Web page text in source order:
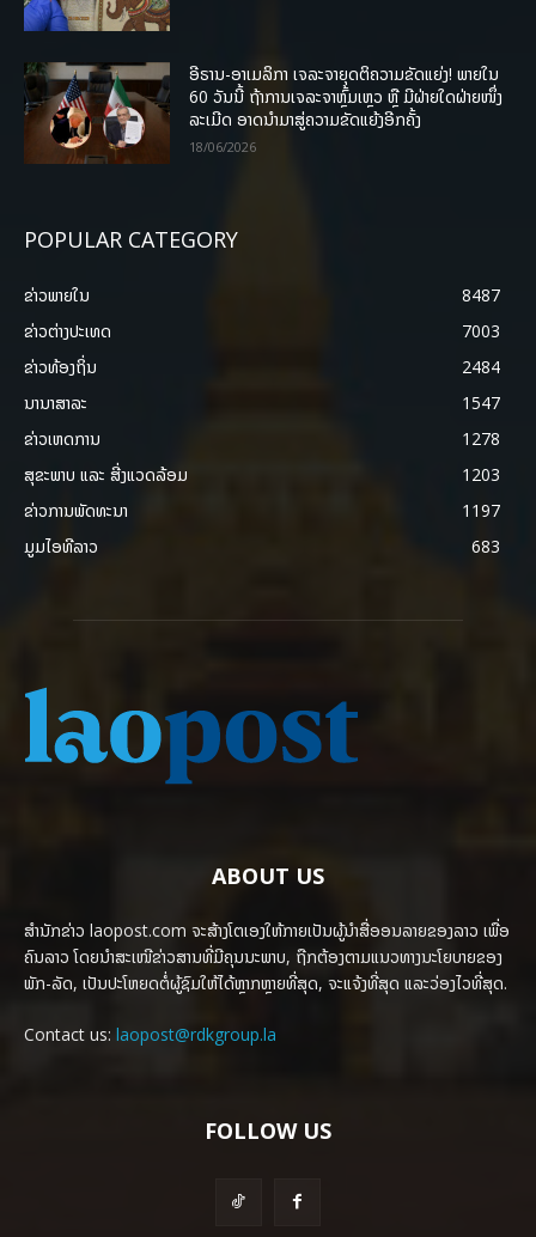
ອີຣານ-ອາເມລິກາ ເຈລະຈາຍຸດຕິຄວາມຂັດແຍ່ງ! ພາຍໃນ
60 ວັນນີ້ ຖ້າການເຈລະຈາຫຼົ້ມເຫຼວ ຫຼື ມີຝ່າຍໃດຝ່າຍໜຶ່ງ
ລະເມີດ ອາດນໍາມາສູ່ຄວາມຂັດແຍ້ງອີກຄັ້ງ
18/06/2026
POPULAR CATEGORY
ຂ່າວພາຍ​ໃນ
8487
ຂ່າວຕ່າງປະເທດ
7003
ຂ່າວທ້ອງຖິ່ນ
2484
ນານາສາລະ
1547
ຂ່າວເຫດການ
1278
ສຸຂະພາບ ແລະ ສີ່ງແວດລ້ອມ
1203
ຂ່າວການພັດທະນາ
1197
ມູມໄອທີລາວ
683
ABOUT US
ສຳນັກຂ່າວ laopost.com ຈະສ້າງໂຕເອງໃຫ້ກາຍເປັນຜູ້ນຳສື່ອອນລາຍຂອງລາວ ເພື່ອ
ຄົນລາວ ໂດຍນຳສະເໜີຂ່າວສານທີ່ມີຄຸນນະພາບ, ຖືກຕ້ອງຕາມແນວທາງນະໂຍບາຍຂອງ
ພັກ-ລັດ, ເປັນປະໂຫຍດຕໍ່ຜູ້ຊົມໃຫ້ໄດ້ຫຼາກຫຼາຍທີ່ສຸດ, ຈະແຈ້ງທີ່ສຸດ ແລະວ່ອງໄວທີ່ສຸດ.
Contact us: laopost@rdkgroup.la
FOLLOW US